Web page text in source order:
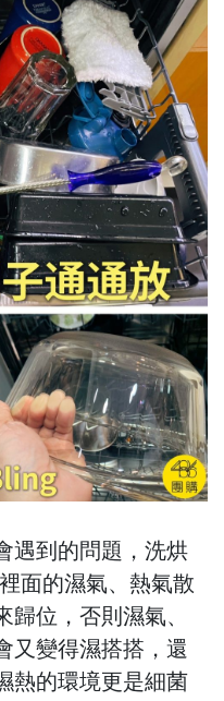
遇到的問題，洗烘
面的濕氣、熱氣散
位，否則濕氣、
又變得濕搭搭，還
熱的環境更是細菌